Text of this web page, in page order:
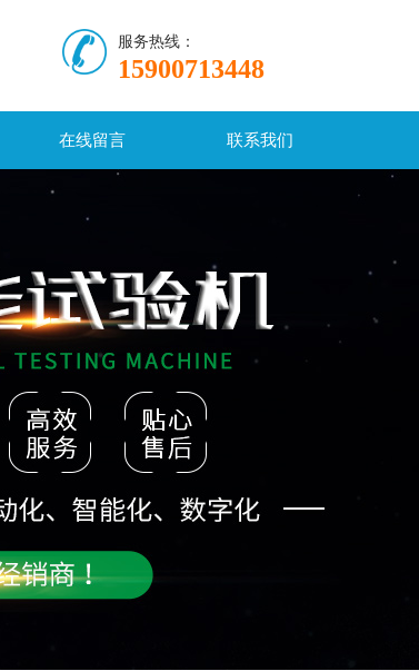
服务热线：
15900713448
在线留言 联系我们